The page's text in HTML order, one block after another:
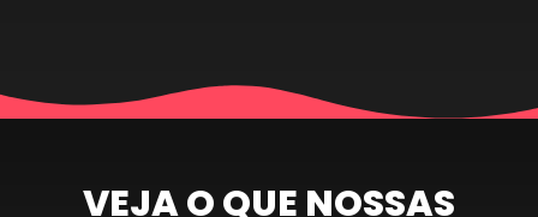
VEJA O QUE NOSSAS